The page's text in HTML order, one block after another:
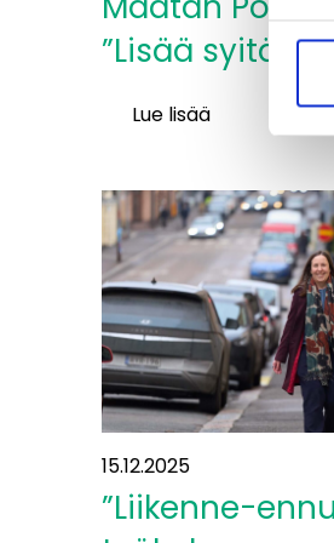
”Lisää syitä
Lue lisää
Määtän
Pohjois-
Savo
2040:
”Lisää
syitä
tulla
ja
jäädä”
15.12.2025
”Liikenne-